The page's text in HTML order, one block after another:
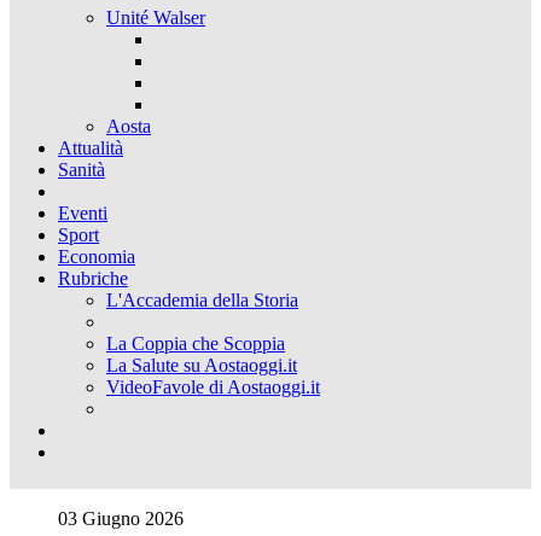
Unité Walser
Aosta
Attualità
Sanità
Eventi
Sport
Economia
Rubriche
L'Accademia della Storia
La Coppia che Scoppia
La Salute su Aostaoggi.it
VideoFavole di Aostaoggi.it
03 Giugno 2026